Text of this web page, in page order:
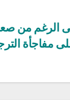
الرغم من
مفاجأة